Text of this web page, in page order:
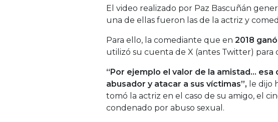
El video realizado por Paz Bascuñán
una de ellas fueron las de la actriz y
Para ello, la comediante que en 2018
utilizó su cuenta de X (antes Twitter) para
“Por ejemplo el valor de la amistad…
abusador y atacar a sus víctimas”, le dijo
tomó la actriz en el caso de su amigo, el
condenado por abuso sexual.